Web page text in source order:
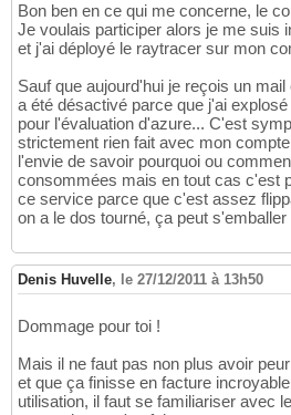
Bon ben en ce qui me concerne, le
Je voulais participer alors je me suis
et j'ai déployé le raytracer sur mon
Sauf que aujourd'hui je reçois un
a été désactivé parce que j'ai
pour l'évaluation d'azure... C'est
strictement rien fait avec mon
l'envie de savoir pourquoi ou
consommées mais en tout cas c'est
ce service parce que c'est assez
on a le dos tourné, ça peut
Denis Huvelle, le 27/12/2011 à 13h50
Dommage pour toi !
Mais il ne faut pas non plus avoir
et que ça finisse en facture
utilisation, il faut se familiariser avec